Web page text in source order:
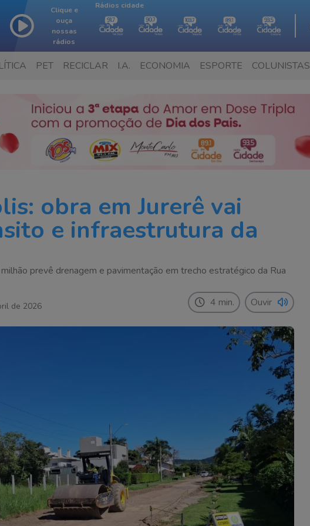
Clique e
ouça
nossas
rádios
Rádios cidade
PET RECICLAR I.A. ECONOMIA ESPORTE COLUNISTAS
obra em Jurerê vai
e infraestrutura da
prevê drenagem e pavimentação em trecho estratégico da Rua
de 2026 4 min. Ouvir